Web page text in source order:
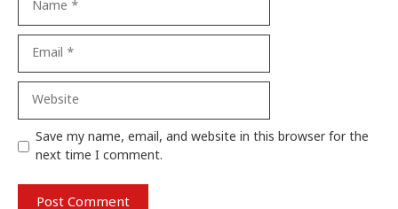
Save my name, email, and website in this browser for the
next time I comment.